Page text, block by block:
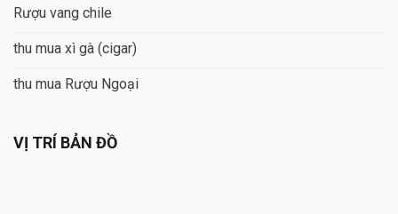
Rượu vang chile
thu mua xì gà (cigar)
thu mua Rượu Ngoại
VỊ TRÍ BẢN ĐỒ